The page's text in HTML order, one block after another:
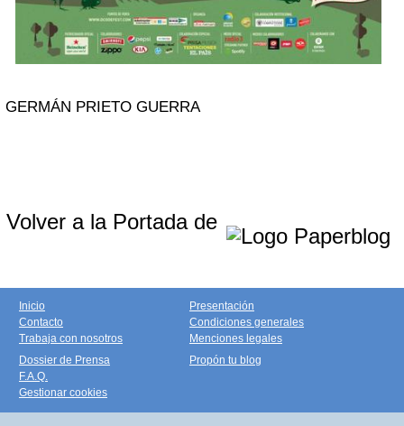
GERMÁN PRIETO GUERRA
Volver a la Portada de
Inicio
Contacto
Trabaja con nosotros
Presentación
Condiciones generales
Menciones legales
Dossier de Prensa
F.A.Q.
Gestionar cookies
Propón tu blog